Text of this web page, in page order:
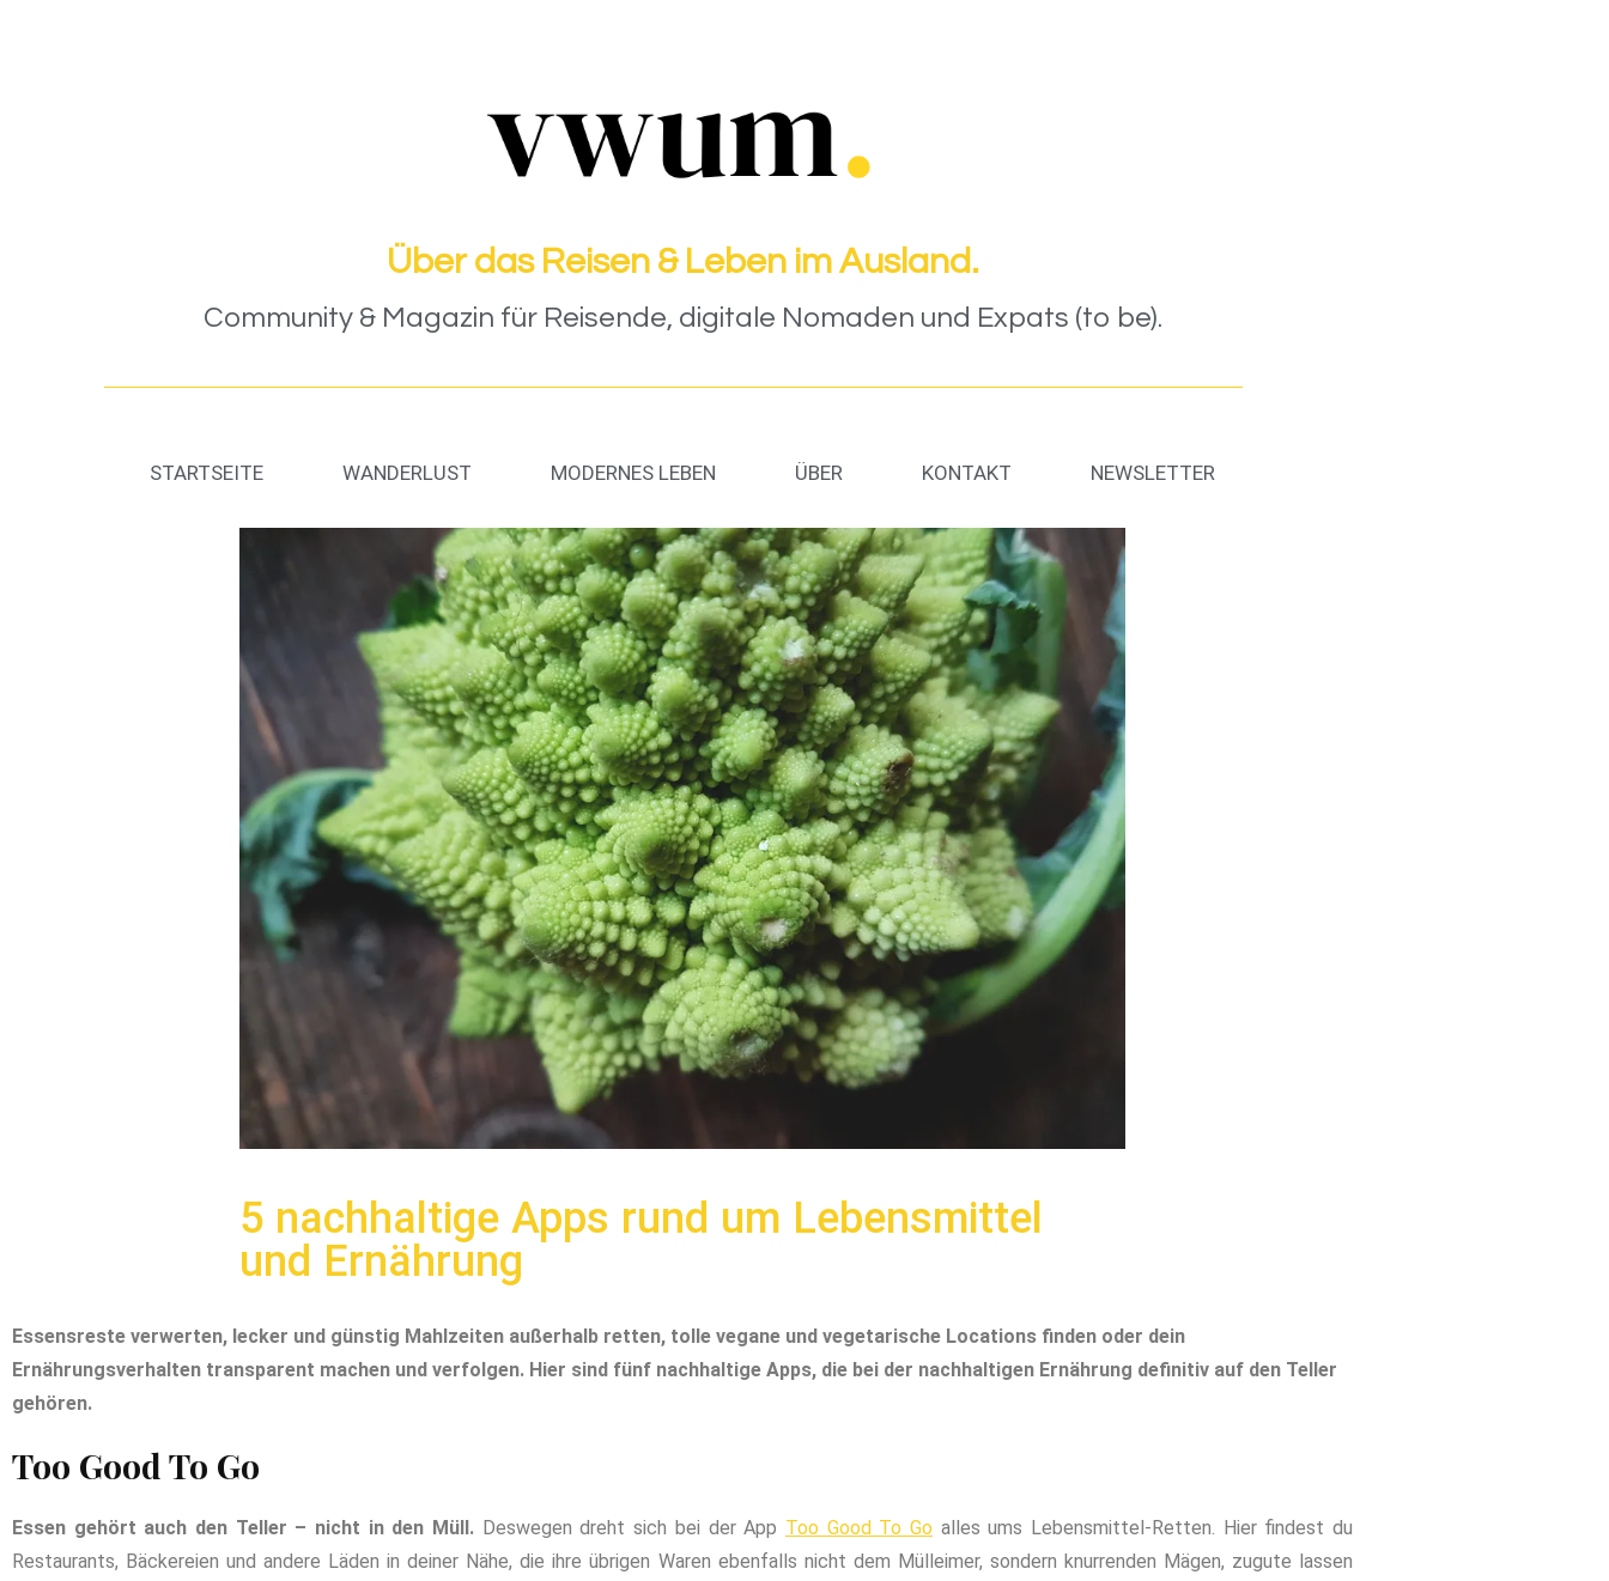
Über das Reisen & Leben im Ausland.
Community & Magazin für Reisende, digitale Nomaden und Expats (to be).
STARTSEITE WANDERLUST MODERNES LEBEN ÜBER KONTAKT NEWSLETTER
5 nachhaltige Apps rund um Lebensmittel
und Ernährung
Essensreste verwerten, lecker und günstig Mahlzeiten außerhalb retten, tolle vegane und vegetarische Locations finden oder dein
Ernährungsverhalten transparent machen und verfolgen. Hier sind fünf nachhaltige Apps, die bei der nachhaltigen Ernährung definitiv auf den Teller
gehören.
Too Good To Go
Essen gehört auch den Teller – nicht in den Müll. Deswegen dreht sich bei der App Too Good To Go alles ums Lebensmittel-Retten. Hier findest du
Restaurants, Bäckereien und andere Läden in deiner Nähe, die ihre übrigen Waren ebenfalls nicht dem Mülleimer, sondern knurrenden Mägen, zugute lassen